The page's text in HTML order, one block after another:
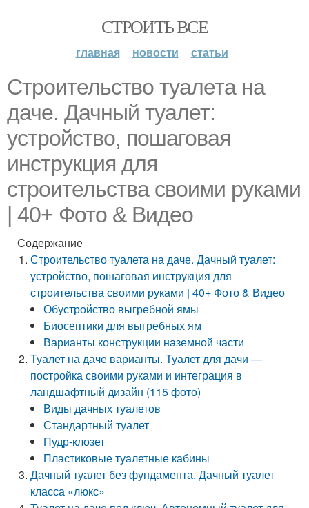
СТРОИТЬ ВСЕ
главная новости статьи
Строительство туалета на
даче. Дачный туалет:
устройство, пошаговая
инструкция для
строительства своими руками
| 40+ Фото & Видео
Содержание
Строительство туалета на даче. Дачный туалет:
устройство, пошаговая инструкция для
строительства своими руками | 40+ Фото & Видео
Обустройство выгребной ямы
Биосептики для выгребных ям
Варианты конструкции наземной части
Туалет на даче варианты. Туалет для дачи —
постройка своими руками и интеграция в
ландшафтный дизайн (115 фото)
Виды дачных туалетов
Стандартный туалет
Пудр-клозет
Пластиковые туалетные кабины
Дачный туалет без фундамента. Дачный туалет
класса «люкс»